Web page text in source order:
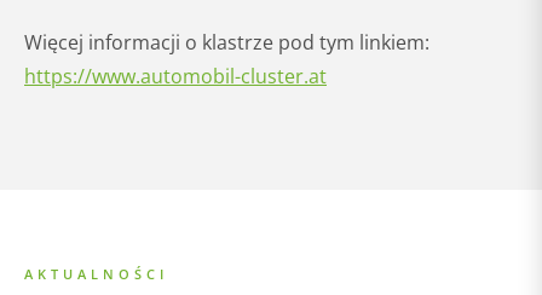
Więcej informacji o klastrze pod tym linkiem:
https://www.automobil-cluster.at
AKTUALNOŚCI